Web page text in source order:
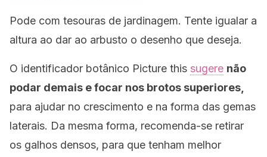
Pode com tesouras de jardinagem. Tente igualar a
altura ao dar ao arbusto o desenho que deseja.
O identificador botânico Picture this sugere não
podar demais e focar nos brotos superiores,
para ajudar no crescimento e na forma das gemas
laterais. Da mesma forma, recomenda-se retirar
os galhos densos, para que tenham melhor